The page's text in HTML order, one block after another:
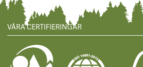
VÅRA CERTIFIERINGAR